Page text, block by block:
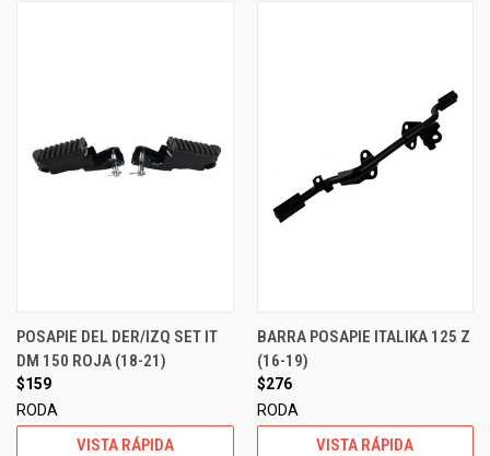
POSAPIE DEL DER/IZQ SET IT
DM 150 ROJA (18-21)
$159
RODA
VISTA RÁPIDA
BARRA POSAPIE ITALIKA 125 Z
(16-19)
$276
RODA
VISTA RÁPIDA